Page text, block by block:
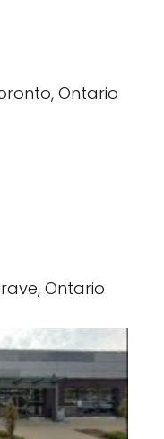
Ontario
Ontario